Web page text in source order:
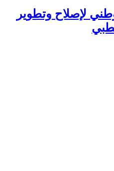
لإصلاح وتطوير